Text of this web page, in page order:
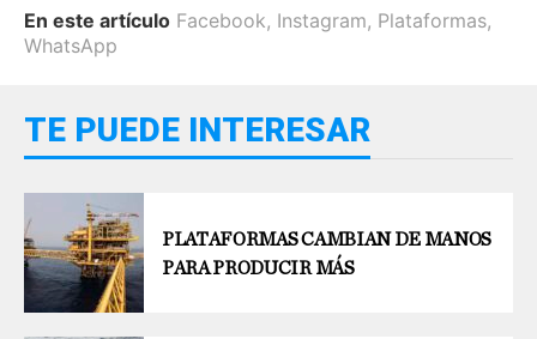
En este artículo Facebook, Instagram, Plataformas,
WhatsApp
TE PUEDE INTERESAR
PLATAFORMAS CAMBIAN DE MANOS
PARA PRODUCIR MÁS